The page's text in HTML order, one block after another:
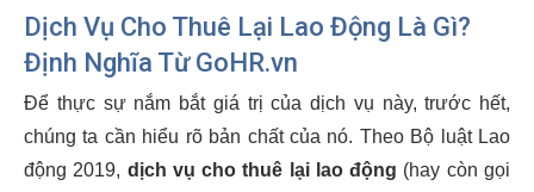
Dịch Vụ Cho Thuê Lại Lao Động Là Gì?
Định Nghĩa Từ GoHR.vn
Để thực sự nắm bắt giá trị của dịch vụ này, trước hết,
chúng ta cần hiểu rõ bản chất của nó. Theo Bộ luật Lao
động 2019, dịch vụ cho thuê lại lao động (hay còn gọi